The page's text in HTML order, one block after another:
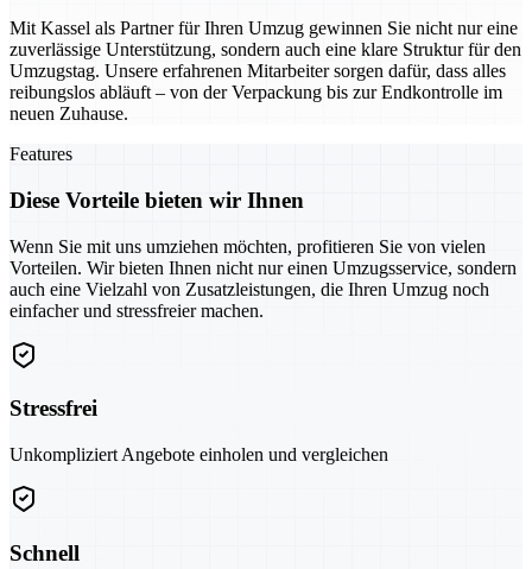
Mit Kassel als Partner für Ihren Umzug gewinnen Sie nicht nur eine
zuverlässige Unterstützung, sondern auch eine klare Struktur für den
Umzugstag. Unsere erfahrenen Mitarbeiter sorgen dafür, dass alles
reibungslos abläuft – von der Verpackung bis zur Endkontrolle im
neuen Zuhause.
Features
Diese Vorteile bieten wir Ihnen
Wenn Sie mit uns umziehen möchten, profitieren Sie von vielen
Vorteilen. Wir bieten Ihnen nicht nur einen Umzugsservice, sondern
auch eine Vielzahl von Zusatzleistungen, die Ihren Umzug noch
einfacher und stressfreier machen.
Stressfrei
Unkompliziert Angebote einholen und vergleichen
Schnell